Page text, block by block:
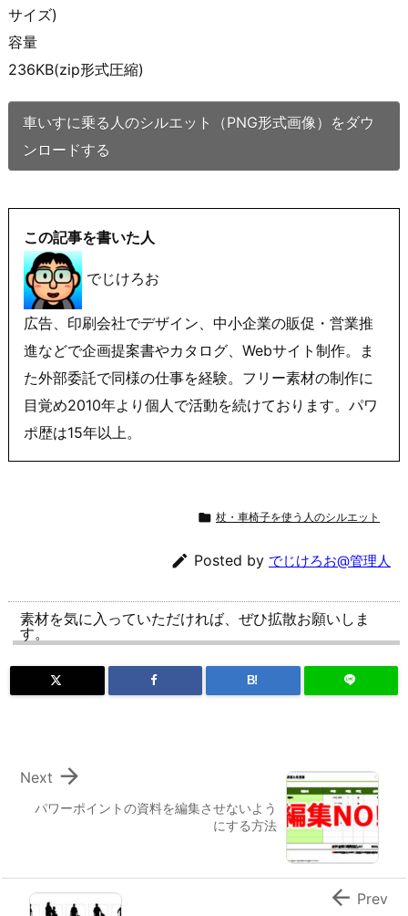
サイズ)
容量
236KB(zip形式圧縮)
車いすに乗る人のシルエット（PNG形式画像）をダウ
ンロードする
この記事を書いた人
でじけろお
広告、印刷会社でデザイン、中小企業の販促・営業推
進などで企画提案書やカタログ、Webサイト制作。ま
た外部委託で同様の仕事を経験。フリー素材の制作に
目覚め2010年より個人で活動を続けております。パワ
ポ歴は15年以上。
 杖・車椅子を使う人のシルエット
 Posted by でじけろお@管理人
素材を気に入っていただければ、ぜひ拡散お願いしま
す。
B!
パワーポイントの資料を編集させないよう
にする方法

Next
 Prev